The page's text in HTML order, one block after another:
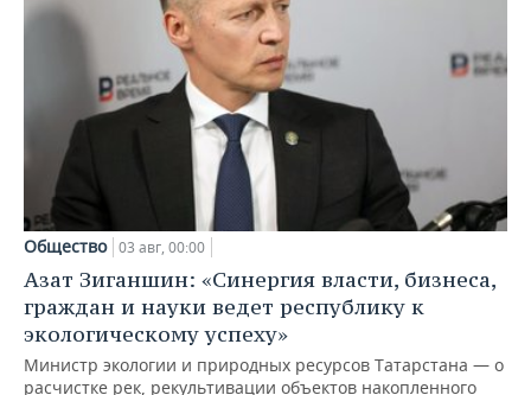
Общество 03 авг, 00:00
Азат Зиганшин: «Синергия власти, бизнеса,
граждан и науки ведет республику к
экологическому успеху»
Министр экологии и природных ресурсов Татарстана — о
расчистке рек, рекультивации объектов накопленного